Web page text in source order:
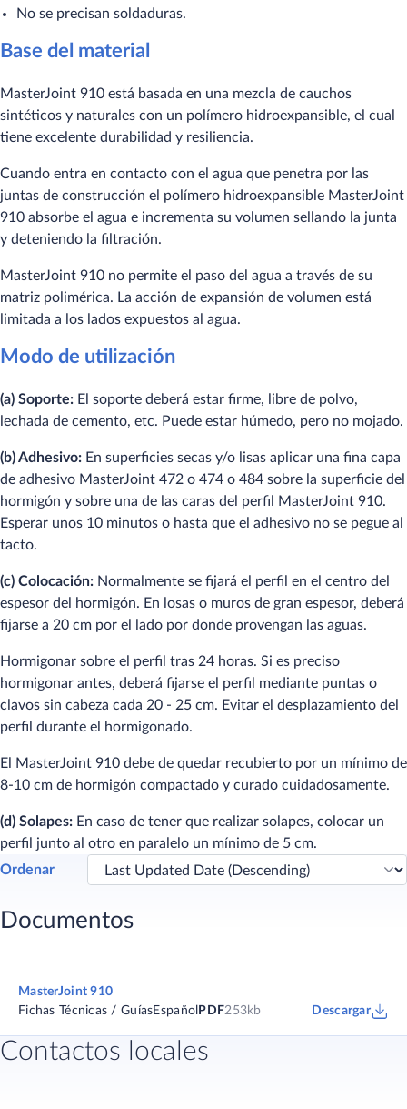
No se precisan soldaduras.
Base del material
MasterJoint 910 está basada en una mezcla de cauchos
sintéticos y naturales con un polímero hidroexpansible, el cual
tiene excelente durabilidad y resiliencia.
Cuando entra en contacto con el agua que penetra por las
juntas de construcción el polímero hidroexpansible MasterJoint
910 absorbe el agua e incrementa su volumen sellando la junta
y deteniendo la filtración.
MasterJoint 910 no permite el paso del agua a través de su
matriz polimérica. La acción de expansión de volumen está
limitada a los lados expuestos al agua.
Modo de utilización
(a) Soporte: El soporte deberá estar firme, libre de polvo,
lechada de cemento, etc. Puede estar húmedo, pero no mojado.
(b) Adhesivo: En superficies secas y/o lisas aplicar una fina capa
de adhesivo MasterJoint 472 o 474 o 484 sobre la superficie del
hormigón y sobre una de las caras del perfil MasterJoint 910.
Esperar unos 10 minutos o hasta que el adhesivo no se pegue al
tacto.
(c) Colocación: Normalmente se fijará el perfil en el centro del
espesor del hormigón. En losas o muros de gran espesor, deberá
fijarse a 20 cm por el lado por donde provengan las aguas.
Hormigonar sobre el perfil tras 24 horas. Si es preciso
hormigonar antes, deberá fijarse el perfil mediante puntas o
clavos sin cabeza cada 20 - 25 cm. Evitar el desplazamiento del
perfil durante el hormigonado.
El MasterJoint 910 debe de quedar recubierto por un mínimo de
8-10 cm de hormigón compactado y curado cuidadosamente.
(d) Solapes: En caso de tener que realizar solapes, colocar un
perfil junto al otro en paralelo un mínimo de 5 cm.
Ordenar
Documentos
MasterJoint 910
Fichas Técnicas / GuíasEspañol PDF253kb Descargar
Contactos locales